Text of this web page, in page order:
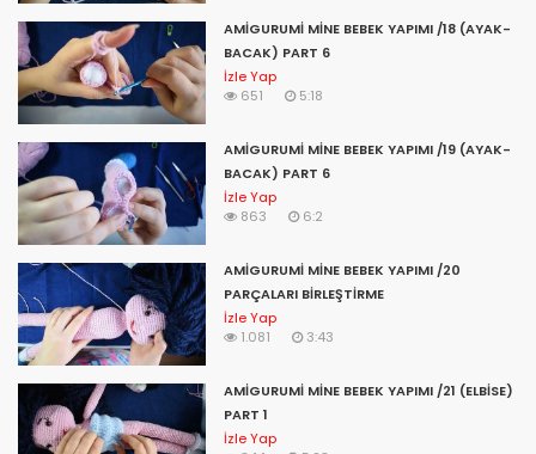
amigurumi göz işlemesi,
amigurumi göz örme,
amigurumi garfield yapılışı,
amigurumi gözlük yapımı,
amigurumi gökkuşağı,
amigurumi gülşah bebek,
boneca g amigurumi,
letra g amigurumi,
vestido boneca amigurumi g,
amigurumi hayvanlar,
amigurumi hayvan,
amigurumi hello kitty,
amigurumi harf anahtarlık yapımı,
amigurumi havuç,
amigurumi hayri yapımı,
amigurumi hemşire yapımı,
amigurumi hayvan figürleri,
AMİGURUMİ MİNE BEBEK YAPIMI /18 (AYAK-
BACAK) PART 6
İzle Yap
651
5:18
AMİGURUMİ MİNE BEBEK YAPIMI /19 (AYAK-
BACAK) PART 6
İzle Yap
863
6:2
AMİGURUMİ MİNE BEBEK YAPIMI /20
PARÇALARI BİRLEŞTİRME
İzle Yap
1.081
3:43
AMİGURUMİ MİNE BEBEK YAPIMI /21 (ELBİSE)
PART 1
İzle Yap